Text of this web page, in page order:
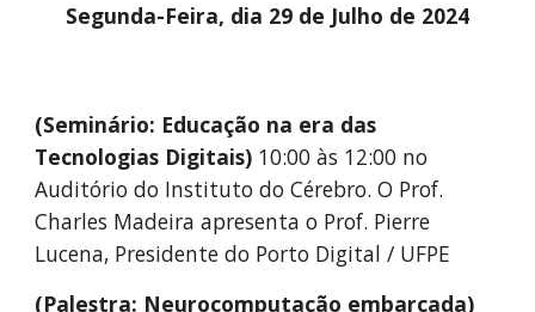
Segunda-Feira, dia 29 de Julho de 2024
(Seminário: Educação na era das
Tecnologias Digitais) 10:00às 12:00 no
Auditório do Instituto do Cérebro. O Prof.
Charles Madeira apresenta o Prof. Pierre
Lucena, Presidente do Porto Digital / UFPE
(Palestra: Neurocomputação embarcada)